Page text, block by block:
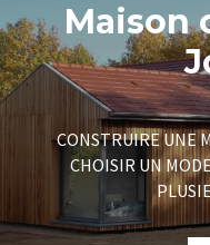
Maison
CONSTRUIRE UNE
CHOISIR UN